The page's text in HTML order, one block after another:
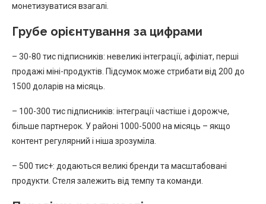
монетизуватися взагалі.
Грубе орієнтування за цифрами
– 30-80 тис підписників: невеликі інтеграції, афіліат, перші
продажі міні-продуктів. Підсумок може стрибати від 200 до
1500 доларів на місяць.
– 100-300 тис підписників: інтеграції частіше і дорожче,
більше партнерок. У районі 1000-5000 на місяць – якщо
контент регулярний і ніша зрозуміла.
– 500 тис+: додаються великі бренди та масштабовані
продукти. Стеля залежить від темпу та команди.